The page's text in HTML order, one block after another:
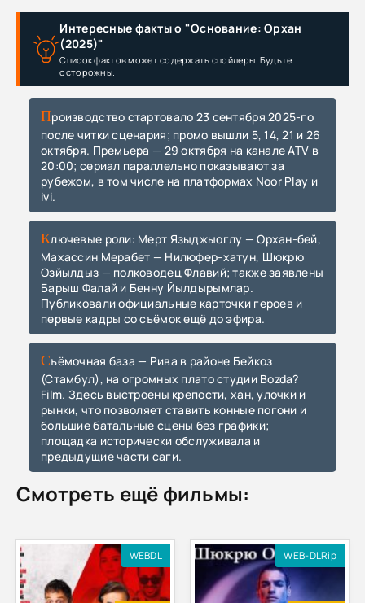
Интересные факты о "Основание: Орхан
(2025)"
Список фактов может содержать спойлеры. Будьте
осторожны.
Производство стартовало 23 сентября 2025-го
после читки сценария; промо вышли 5, 14, 21 и 26
октября. Премьера — 29 октября на канале ATV в
20:00; сериал параллельно показывают за
рубежом, в том числе на платформах Noor Play и
ivi.
Ключевые роли: Мерт Языджыоглу — Орхан-бей,
Махассин Мерабет — Нилюфер-хатун, Шюкрю
Озйылдыз — полководец Флавий; также заявлены
Барыш Фалай и Бенну Йылдырымлар.
Публиковали официальные карточки героев и
первые кадры со съёмок ещё до эфира.
Съёмочная база — Рива в районе Бейкоз
(Стамбул), на огромных плато студии Bozda?
Film. Здесь выстроены крепости, хан, улочки и
рынки, что позволяет ставить конные погони и
большие батальные сцены без графики;
площадка исторически обслуживала и
предыдущие части саги.
Смотреть ещё фильмы:
WEBDL WEB-DLRip